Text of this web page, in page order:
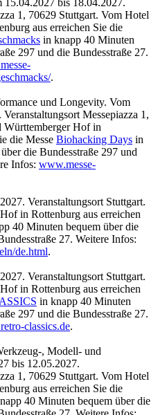
bis 18.04.2027.
1, 70629 Stuttgart. Vom Hotel
aus erreichen Sie die
in knapp 40 Minuten
297 und die Bundesstraße 27.
.
und Longevity. Vom
Messepiazza 1,
Württemberger Hof in
die Messe Biohacking Days in
die Bundesstraße 297 und
Infos: www.messe-
Veranstaltungsort Stuttgart.
in Rottenburg aus erreichen
40 Minuten bequem über die
27. Weitere Infos:
de.html.
Veranstaltungsort Stuttgart.
in Rottenburg aus erreichen
in knapp 40 Minuten
297 und die Bundesstraße 27.
classics.de.
, Modell- und
bis 12.05.2027.
1, 70629 Stuttgart. Vom Hotel
aus erreichen Sie die
40 Minuten bequem über die